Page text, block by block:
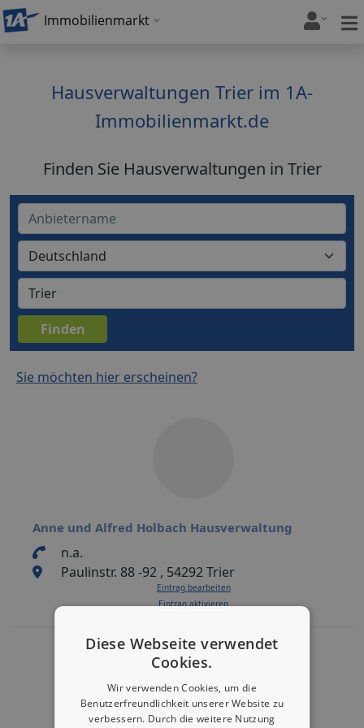
Immobilienmarkt
Hausverwaltungen Trier im 1A-
Immobilienmarkt.de
Finden Sie Hausverwaltungen in Trier
Sie möchten hier erscheinen?
Anne und Alfred Holbach Hausverwaltung
n.a.
Paulinstr. 88 -92 , 54292 Trier
Eintrag bearbeiten
Eintrag aktivieren
Diese Webseite verwendet
Cookies.
Wir verwenden Cookies, um die
Benutzerfreundlichkeit unserer Website zu
verbessern. Durch die weitere Nutzung